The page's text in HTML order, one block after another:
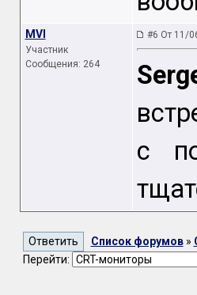
MVI
Участник
Сообщения: 264
#6 От 11/
с
Список форумов»
Перейти: